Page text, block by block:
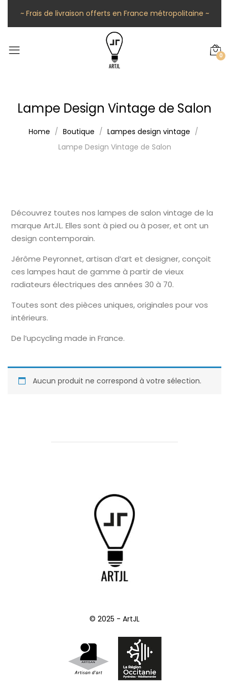
~ Frais de livraison offerts en France métropolitaine ~
0
Lampe Design Vintage de Salon
Home Boutique
Lampes design vintage
Lampe Design Vintage de Salon
Découvrez toutes nos lampes de salon vintage de la
marque ArtJL. Elles sont à pied ou à poser, et ont un
design contemporain.
Jérôme Peyronnet, artisan d’art et designer, conçoit
ces lampes haut de gamme à partir de vieux
radiateurs électriques des années 30 à 70.
Toutes sont des pièces uniques, originales pour vos
intérieurs.
De l’upcycling made in France.
Aucun produit ne correspond à votre sélection.
© 2025 - ArtJL